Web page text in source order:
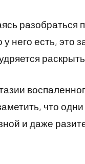
него есть, это
что
и даже